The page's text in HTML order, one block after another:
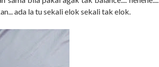
ada la tu sekali elok sekali tak elok.